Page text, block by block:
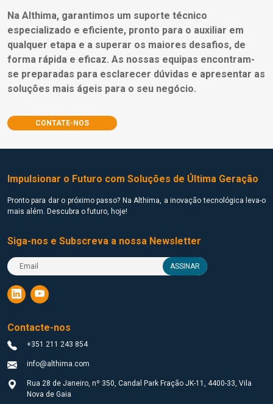
Na Althima, garantimos um suporte técnico
especializado e eficiente, pronto para o auxiliar em
qualquer etapa e a superar os maiores desafios, de
forma rápida e eficaz. As nossas equipas encontram-
se preparadas para esclarecer dúvidas e apresentar as
soluções mais ágeis para o seu negócio.
CONTATE-NOS
Impulsionar o Futuro com Soluções de Última Geração
Pronto para dar o próximo passo? Na Althima, a inovação tecnológica leva-o
mais além. Descubra o futuro, hoje!
Siga-nos e Subscreva a nossa Newsletter
ASSINAR
Contacte-nos
+351 211 243 854
info@althima.com
Rua 28 de Janeiro, nº 350, Candal Park Fração JK-11, 4400-33, Vila
Nova de Gaia